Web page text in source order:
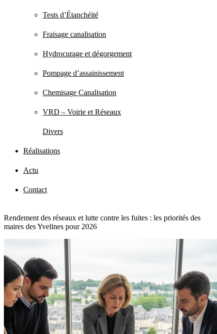
Tests d’Étanchéité
Fraisage canalisation
Hydrocurage et dégorgement
Pompage d’assainissement
Chemisage Canalisation
VRD – Voirie et Réseaux
Divers
Réalisations
Actu
Contact
Rendement des réseaux et lutte contre les fuites : les priorités des
maires des Yvelines pour 2026